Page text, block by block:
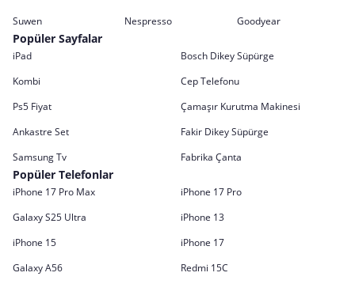
Suwen
Nespresso Goodyear
Popüler Sayfalar
iPad
Bosch Dikey Süpürge
Kombi
Cep Telefonu
Ps5 Fiyat
Çamaşır Kurutma Makinesi
Ankastre Set
Fakir Dikey Süpürge
Samsung Tv
Fabrika Çanta
Popüler Telefonlar
iPhone 17 Pro Max
iPhone 17 Pro
Galaxy S25 Ultra
iPhone 13
iPhone 15
iPhone 17
Galaxy A56
Redmi 15C